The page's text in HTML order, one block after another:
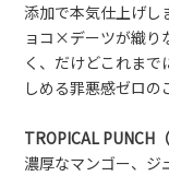
添加で本気仕上げし
ョコ×デーツが織り
く、だけどこれま
しめる罪悪感ゼロの
TROPICAL PUNCH
濃厚なマンゴー、ジ